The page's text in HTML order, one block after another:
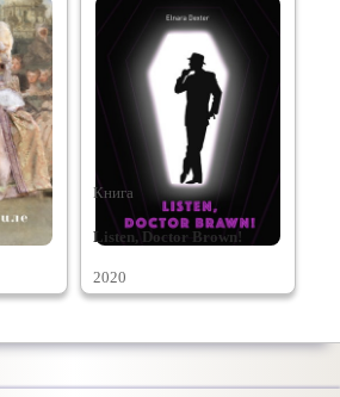
Книга
Listen, Doctor Brown!
2020